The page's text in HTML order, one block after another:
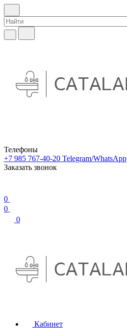
Телефоны
+7 985 767-40-20 Telegram/WhatsApp
Заказать звонок
0
0
0
Кабинет